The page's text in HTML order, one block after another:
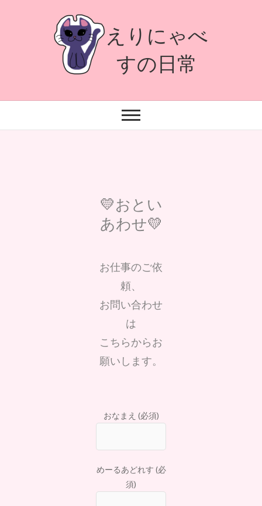
えりにゃべ
すの日常
💛おとい
あわせ💛
お仕事のご依
頼、
お問い合わせ
は
こちらからお
願いします。
おなまえ (必須)
めーるあどれす (必
須)